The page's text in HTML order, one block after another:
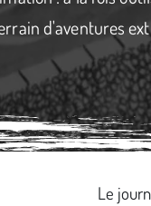
d'aventures
Le